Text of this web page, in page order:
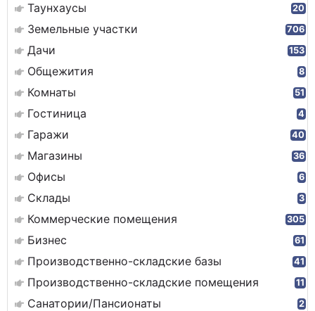
Таунхаусы 20
Земельные участки 706
Дачи 153
Общежития 8
Комнаты 51
Гостиница 4
Гаражи 40
Магазины 36
Офисы 6
Склады 3
Коммерческие помещения 305
Бизнес 61
Производственно-складские базы 41
Производственно-складские помещения 11
Санатории/Пансионаты 2